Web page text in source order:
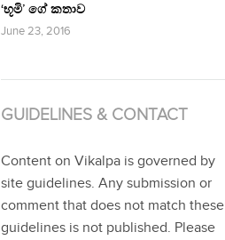
‘භූමි’ ගේ කතාව
June 23, 2016
GUIDELINES & CONTACT
Content on Vikalpa is governed by
site guidelines. Any submission or
comment that does not match these
guidelines is not published. Please